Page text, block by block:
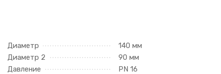
Диаметр
140 мм
Диаметр 2
90 мм
Давление
PN 16